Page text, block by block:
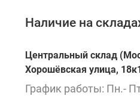
Наличие на
Центральный склад
Хорошёвская улица,
График работы: Пн.-